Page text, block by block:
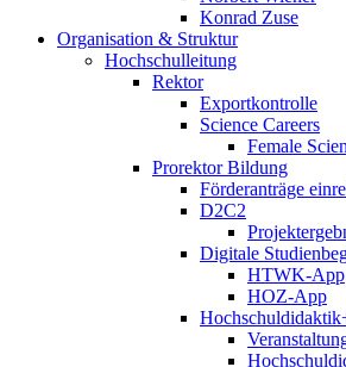
Konrad Zuse
Organisation & Struktur
Hochschulleitung
Rektor
Exportkontrolle
Science Careers
Female
Prorektor Bildung
Förderanträge
D2C2
Digitale
HTWK-App
HOZ-App